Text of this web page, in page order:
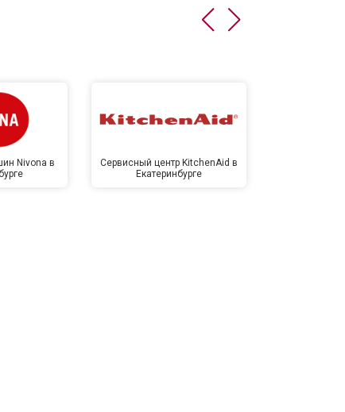
Nivona в
Сервисный центр KitchenAid в
Екатеринбурге